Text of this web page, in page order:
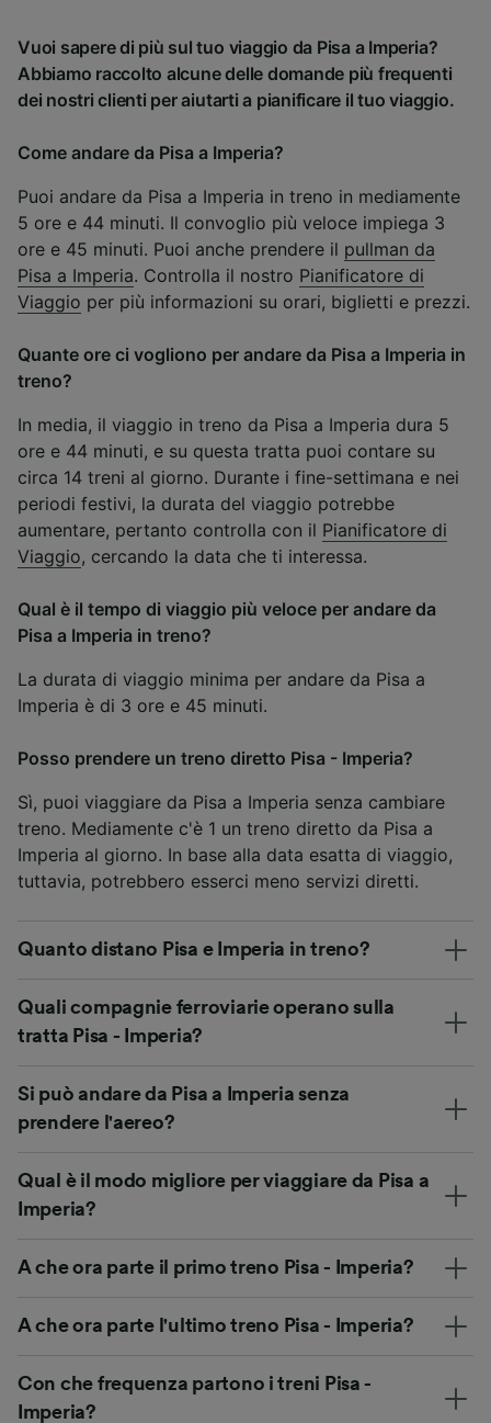
Vuoi sapere di più sul tuo viaggio da Pisa a Imperia?
Abbiamo raccolto alcune delle domande più frequenti
dei nostri clienti per aiutarti a pianificare il tuo viaggio.
Come andare da Pisa a Imperia?
Puoi andare da Pisa a Imperia in treno in mediamente
5 ore e 44 minuti. Il convoglio più veloce impiega 3
ore e 45 minuti. Puoi anche prendere il pullman da
Pisa a Imperia. Controlla il nostro Pianificatore di
Viaggio per più informazioni su orari, biglietti e prezzi.
Quante ore ci vogliono per andare da Pisa a Imperia in
treno?
In media, il viaggio in treno da Pisa a Imperia dura 5
ore e 44 minuti, e su questa tratta puoi contare su
circa 14 treni al giorno. Durante i fine-settimana e nei
periodi festivi, la durata del viaggio potrebbe
aumentare, pertanto controlla con il Pianificatore di
Viaggio, cercando la data che ti interessa.
Qual è il tempo di viaggio più veloce per andare da
Pisa a Imperia in treno?
La durata di viaggio minima per andare da Pisa a
Imperia è di 3 ore e 45 minuti.
Posso prendere un treno diretto Pisa - Imperia?
Sì, puoi viaggiare da Pisa a Imperia senza cambiare
treno. Mediamente c'è 1 un treno diretto da Pisa a
Imperia al giorno. In base alla data esatta di viaggio,
tuttavia, potrebbero esserci meno servizi diretti.
Quanto distano Pisa e Imperia in treno?
Quali compagnie ferroviarie operano sulla
tratta Pisa - Imperia?
Si può andare da Pisa a Imperia senza
prendere l'aereo?
Qual è il modo migliore per viaggiare da Pisa a
Imperia?
A che ora parte il primo treno Pisa - Imperia?
A che ora parte l'ultimo treno Pisa - Imperia?
Con che frequenza partono i treni Pisa -
Imperia?